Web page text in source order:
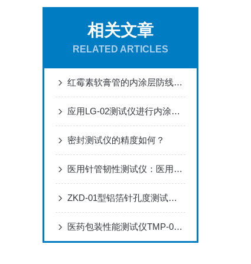
相关文章
RELATED ARTICLES
红霉素软膏管的内涂层防线：LG-02测试仪如何破解普药包装的“隐蔽风险”
应用LG-02测试仪进行内涂层完整性评估与数据分析方案
密封测试仪的精度如何？
医用针管韧性测试仪：医用不锈钢针管韧性性能标准化检测设备
ZKD-01型铝箔针孔度测试仪在药品包装质量控制中的应用
医药包装性能测试仪TMP-02的技术实现与应用